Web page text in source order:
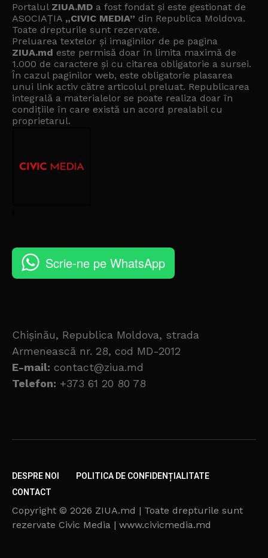
Portalul ZIUA.MD a fost fondat și este gestionat de
ASOCIAȚIA „CIVIC MEDIA” din Republica Moldova.
Toate drepturile sunt rezervate.
Preluarea textelor și imaginilor de pe pagina
ZIUA.md este permisă doar în limita maximă de
1.000 de caractere și cu citarea obligatorie a sursei.
În cazul paginilor web, este obligatorie plasarea
unui link activ către articolul preluat. Republicarea
integrală a materialelor se poate realiza doar în
condițiile în care există un acord prealabil cu
proprietarul.
Scrie-ne pe WhatsApp
Chișinău, Republica Moldova, strada
Armenească nr. 28, cod MD-2012
E-mail: contact@ziua.md
Telefon: +373 61 20 80 78
DESPRE NOI
POLITICA DE CONFIDENȚIALITATE
CONTACT
Copyright © 2026 ZIUA.md | Toate drepturile sunt
rezervate Civic Media | www.civicmedia.md